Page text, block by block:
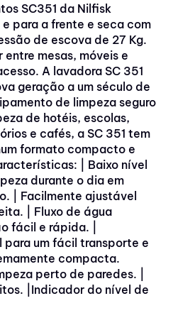
SC351 da Nilfisk
para a frente e seca com
de escova de 27 Kg.
entre mesas, móveis e
A lavadora SC 351
geração a um século de
de limpeza seguro
de hotéis, escolas,
e cafés, a SC 351 tem
formato compacto e
| Baixo nível
durante o dia em
| Facilmente ajustável
| Fluxo de água
fácil e rápida. |
para um fácil transporte e
compacta.
perto de paredes. |
|Indicador do nível de